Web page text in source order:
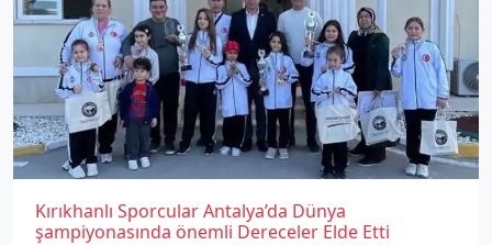
Kırıkhanlı Sporcular Antalya’da Dünya
şampiyonasında önemli Dereceler Elde Etti